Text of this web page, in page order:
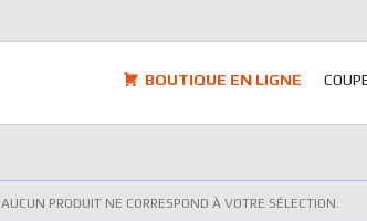
BOUTIQUE EN LIGNE
AUCUN PRODUIT NE CORRESPOND À VOTRE SÉLECTION.